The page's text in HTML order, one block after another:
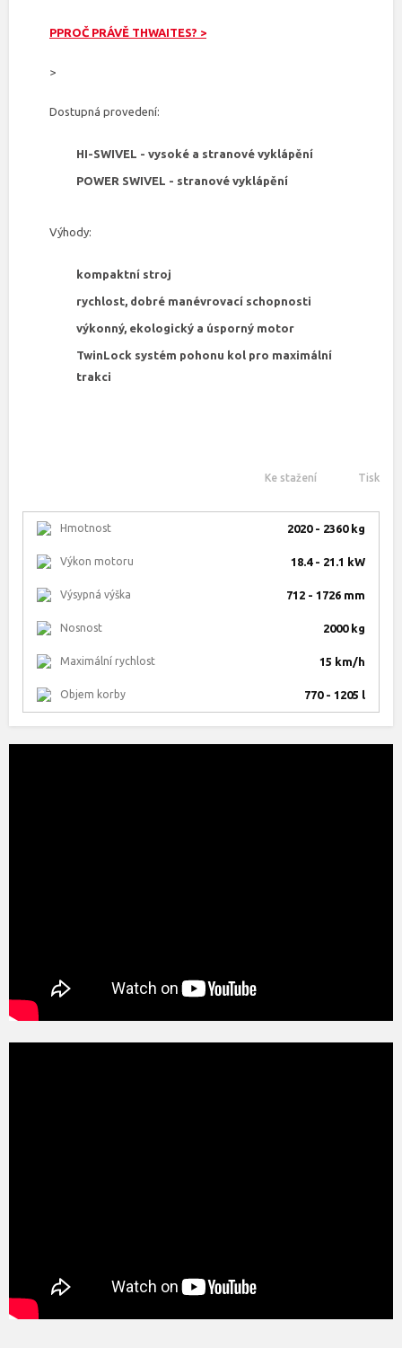
PPROČ PRÁVĚ THWAITES? >
>
Dostupná provedení:
HI-SWIVEL - vysoké a stranové vyklápění
POWER SWIVEL - stranové vyklápění
Výhody:
kompaktní stroj
rychlost, dobré manévrovací schopnosti
výkonný, ekologický a úsporný motor
TwinLock systém pohonu kol pro maximální
trakci
Ke stažení Tisk
Hmotnost 2020 - 2360 kg
Výkon motoru 18.4 - 21.1 kW
Výsypná výška 712 - 1726 mm
Nosnost 2000 kg
Maximální rychlost 15 km/h
Objem korby 770 - 1205 l